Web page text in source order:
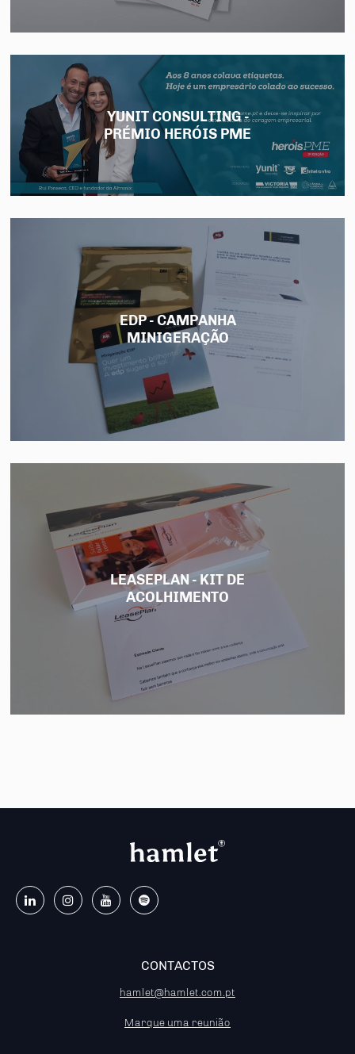
YUNIT CONSULTING -
PRÉMIO HERÓIS PME
EDP - CAMPANHA
MINIGERAÇÃO
LEASEPLAN - KIT DE
ACOLHIMENTO
CONTACTOS
hamlet@hamlet.com.pt
Marque uma reunião